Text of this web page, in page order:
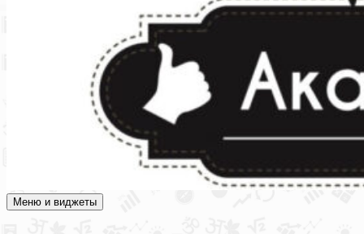
Академия СОВА
Подготовка к ЕГЭ, ОГЭ, ВПР, МЦКО, СтатГрад, КДР, ВОШ,
Меню и виджеты